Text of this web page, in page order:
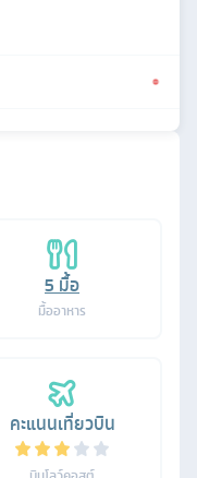
5 มื้อ
มื้ออาหาร
คะแนนเที่ยวบิน